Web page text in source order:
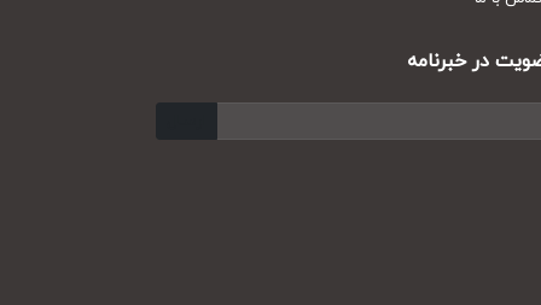
در خبرنامه